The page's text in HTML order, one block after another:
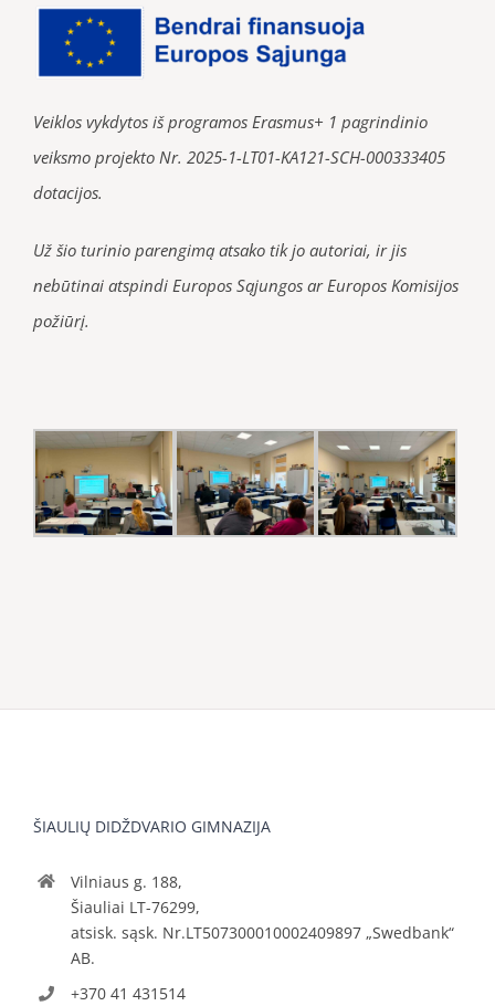
Veiklos vykdytos iš programos Erasmus+ 1 pagrindinio
veiksmo projekto Nr. 2025-1-LT01-KA121-SCH-000333405
dotacijos.
Už šio turinio parengimą atsako tik jo autoriai, ir jis
nebūtinai atspindi Europos Sąjungos ar Europos Komisijos
požiūrį.
ŠIAULIŲ DIDŽDVARIO GIMNAZIJA
Vilniaus g. 188,
Šiauliai LT-76299,
atsisk. sąsk. Nr.LT507300010002409897 „Swedbank“
AB.
+370 41 431514